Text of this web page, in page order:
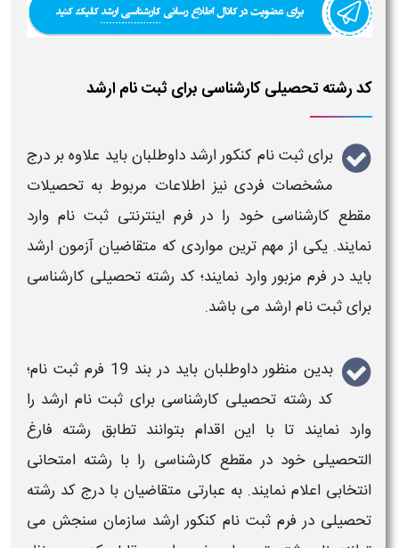
کد رشته تحصیلی کارشناسی برای ثبت نام ارشد
برایثبت نام کنکور ارشد داوطلبان باید علاوه بر درج
مشخصات فردی نیز اطلاعات مربوط به تحصیلات
مقطع کارشناسیخود را در فرم اینترنتیثبت نام وارد
نمایند. یکی از مهم ترین مواردی که متقاضیان آزمون ارشد
باید در فرم مزبور وارد نمایند؛ کد رشته تحصیلی کارشناسی
برای ثبت نام ارشد می باشد.
بدین منظور داوطلبان باید در بند 19 فرم ثبت نام؛
کد رشته تحصیلی کارشناسی برای ثبت نام ارشد را
وارد نمایند تا با این اقدام بتوانند تطابق رشته فارغ
التحصیلی خود در مقطع کارشناسی را با رشته امتحانی
انتخابی اعلام نمایند. به عبارتی متقاضیان با درج کد رشته
تحصیلی در فرم ثبت نام کنکور ارشد سازمان سنجش می